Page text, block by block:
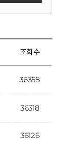
조회수
36358
36318
36126